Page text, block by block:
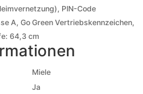
PIN-Code
A, Go Green Vertriebskennzeichen,
64,3 cm
Miele
Ja